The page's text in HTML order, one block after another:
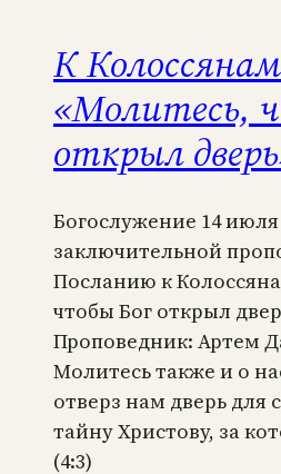
К
«Молитесь,
открыл
Богослужение 14 июля
заключительной
Посланию к
чтобы Бог открыл
Проповедник: Артем
Молитесь также и о
отверз нам дверь для
тайну Христову, за
(4:3)